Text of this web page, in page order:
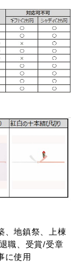
、地鎮祭、上棟
職、受賞/受章
に使用